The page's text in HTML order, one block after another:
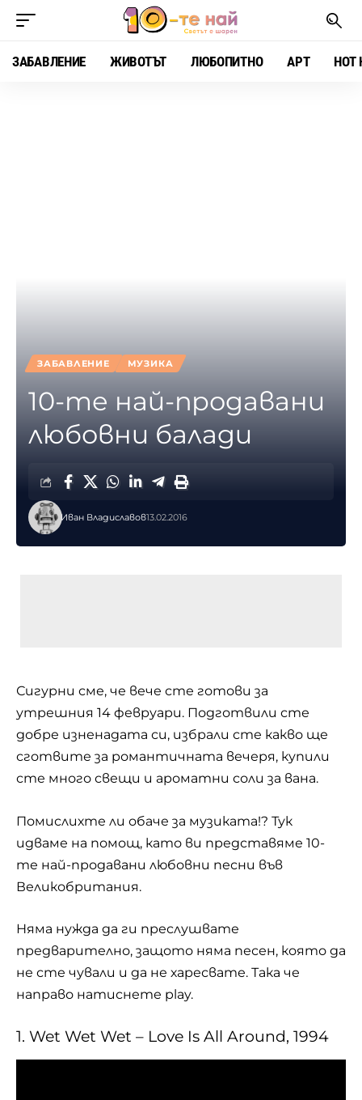
ЗАБАВЛЕНИЕ ЖИВОТЪТ ЛЮБОПИТНО АРТ HOT
ЗАБАВЛЕНИЕ МУЗИКА
10-те най-продавани
любовни балади
Иван Владиславов13.02.2016
Сигурни сме, че вече сте готови за
утрешния 14 февруари. Подготвили сте
добре изненадата си, избрали сте какво ще
сготвите за романтичната вечеря, купили
сте много свещи и ароматни соли за вана.
Помислихте ли обаче за музиката!? Тук
идваме на помощ, като ви представяме 10-
те най-продавани любовни песни във
Великобритания.
Няма нужда да ги преслушвате
предварително, защото няма песен, която да
не сте чували и да не харесвате. Така че
направо натиснете play.
1. Wet Wet Wet – Love Is All Around, 1994